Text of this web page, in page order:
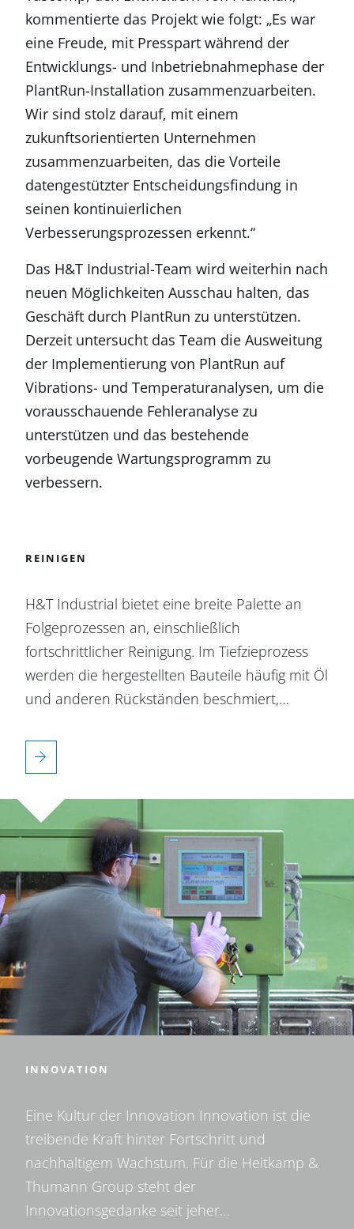
kommentierte das Projekt wie folgt: „Es war
eine Freude, mit Presspart während der
Entwicklungs- und Inbetriebnahmephase der
PlantRun-Installation zusammenzuarbeiten.
Wir sind stolz darauf, mit einem
zukunftsorientierten Unternehmen
zusammenzuarbeiten, das die Vorteile
datengestützter Entscheidungsfindung in
seinen kontinuierlichen
Verbesserungsprozessen erkennt.“
Das H&T Industrial-Team wird weiterhin nach
neuen Möglichkeiten Ausschau halten, das
Geschäft durch PlantRun zu unterstützen.
Derzeit untersucht das Team die Ausweitung
der Implementierung von PlantRun auf
Vibrations- und Temperaturanalysen, um die
vorausschauende Fehleranalyse zu
unterstützen und das bestehende
vorbeugende Wartungsprogramm zu
verbessern.
INNOVATION
Eine Kultur der Innovation Innovation ist die
treibende Kraft hinter Fortschritt und
nachhaltigem Wachstum. Für die Heitkamp &
Thumann Group steht der
Innovationsgedanke seit jeher…
REINIGEN
H&T Industrial bietet eine breite Palette an
Folgeprozessen an, einschließlich
fortschrittlicher Reinigung. Im Tiefzieprozess
werden die hergestellten Bauteile häufig mit Öl
und anderen Rückständen beschmiert,…